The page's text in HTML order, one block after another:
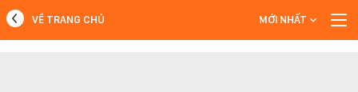
VỀ TRANG CHỦ MỚI NHẤT